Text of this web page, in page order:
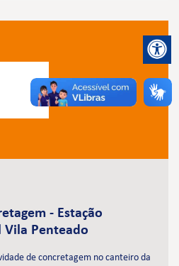
- Estação
Vila Penteado
de concretagem no canteiro da